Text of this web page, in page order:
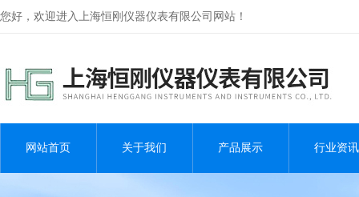
您好，欢迎进入上海恒刚仪器仪表有限公司网站！
网站首页 关于我们 产品展示 行业资讯